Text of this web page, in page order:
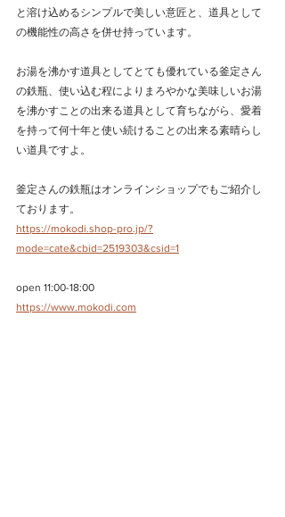
と溶け込めるシンプルで美しい意匠と、道具として
の機能性の高さを併せ持っています。
お湯を沸かす道具としてとても優れている釜定さん
の鉄瓶、使い込む程によりまろやかな美味しいお湯
を沸かすことの出来る道具として育ちながら、愛着
を持って何十年と使い続けることの出来る素晴らし
い道具ですよ。
釜定さんの鉄瓶はオンラインショップでもご紹介し
ております。
https://mokodi.shop-pro.jp/?
mode=cate&cbid=2519303&csid=1
open 11:00-18:00
https://www.mokodi.com